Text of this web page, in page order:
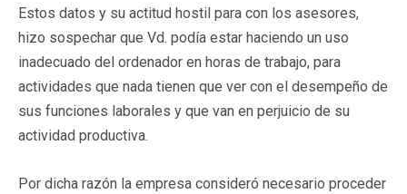
Estos datos y su actitud hostil para con los asesores,
hizo sospechar que Vd. podía estar haciendo un uso
inadecuado del ordenador en horas de trabajo, para
actividades que nada tienen que ver con el desempeño de
sus funciones laborales y que van en perjuicio de su
actividad productiva.
Por dicha razón la empresa consideró necesario proceder